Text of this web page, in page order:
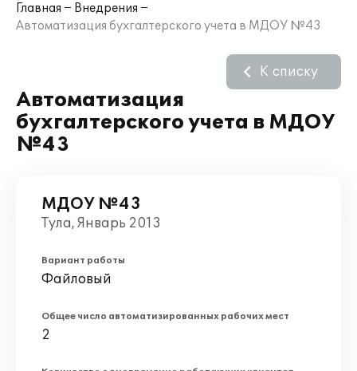
Главная
Внедрения
Автоматизация бухгалтерского учета в МДОУ №43
Автоматизация
бухгалтерского учета в МДОУ
№43
К списку
МДОУ №43
Тула, Январь 2013
Вариант работы
Файловый
Общее число автоматизированных рабочих мест
2